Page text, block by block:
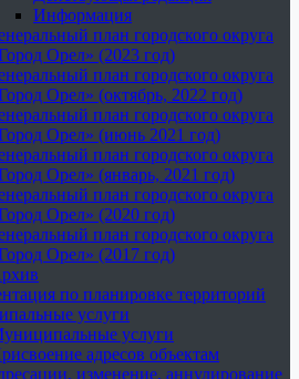
Информация
план городского округа
Орел» (2023 год)
план городского округа
Орел» (октябрь, 2022 год)
план городского округа
Орел» (июнь 2021 год)
план городского округа
Орел» (январь, 2021 год)
план городского округа
Орел» (2020 год)
план городского округа
Орел» (2017 год)
по планировке территорий
услуги
услуги
адресов объектам
изменение, аннулирование